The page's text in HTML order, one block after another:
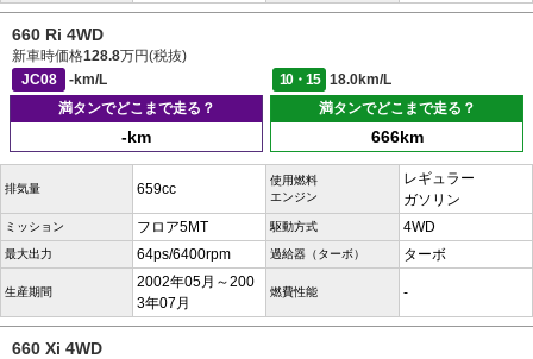
660 Ri 4WD
新車時価格128.8万円(税抜)
JC08
-km/L 10・15
18.0km/L
満タンでどこまで走る？
-km
満タンでどこまで走る？
666km
排気量 659cc
使用燃料
エンジン
レギュラー
ガソリン
ミッション フロア5MT 駆動方式 4WD
最大出力 64ps/6400rpm 過給器（ターボ） ターボ
生産期間
2002年05月～200
3年07月
燃費性能 -
660 Xi 4WD